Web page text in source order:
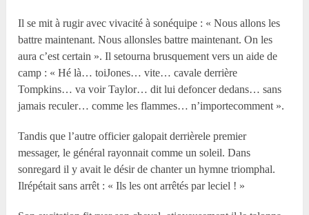
Il se mit à rugir avec vivacité à sonéquipe : « Nous allons les
battre maintenant. Nous allonsles battre maintenant. On les
aura c’est certain ». Il setourna brusquement vers un aide de
camp : « Hé là… toiJones… vite… cavale derrière
Tompkins… va voir Taylor… dit lui defoncer dedans… sans
jamais reculer… comme les flammes… n’importecomment ».
Tandis que l’autre officier galopait derrièrele premier
messager, le général rayonnait comme un soleil. Dans
sonregard il y avait le désir de chanter un hymne triomphal.
Ilrépétait sans arrêt : « Ils les ont arrêtés par leciel ! »